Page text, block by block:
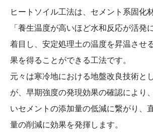
ヒートソイル工法は、セメント系固化
「養生温度が高いほど水和反応が活発
着目し、安定処理土の温度を昇温させ
果を得ることができる工法です。
元々は寒冷地における地盤改良技術と
が、早期強度の発現効果の確認により
いセメントの添加量の低減に繋がり、
量の削減に効果を発揮します。